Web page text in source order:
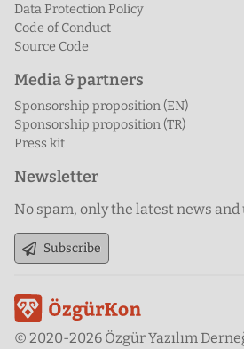
Data Protection Policy
Code of Conduct
Source Code
Media & partners
Sponsorship proposition (EN)
Sponsorship proposition (TR)
Press kit
Newsletter
No spam, only the latest news and
Subscribe
© 2020-2026 Özgür Yazılım